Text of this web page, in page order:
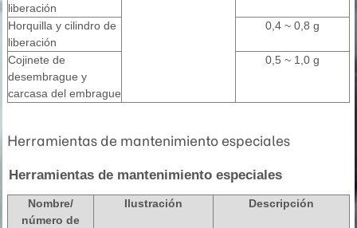
liberación
Horquilla y cilindro de
liberación
0,4 ~ 0,8 g
Cojinete de
desembrague y
carcasa del embrague
0,5 ~ 1,0 g
Herramientas de mantenimiento especiales
Herramientas de mantenimiento especiales
Nombre/
número de
Ilustración Descripción